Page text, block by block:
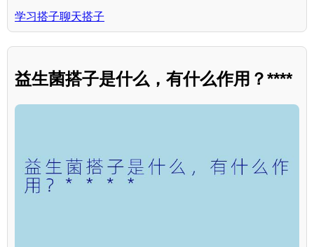
学习搭子聊天搭子
益生菌搭子是什么，有什么作用？****